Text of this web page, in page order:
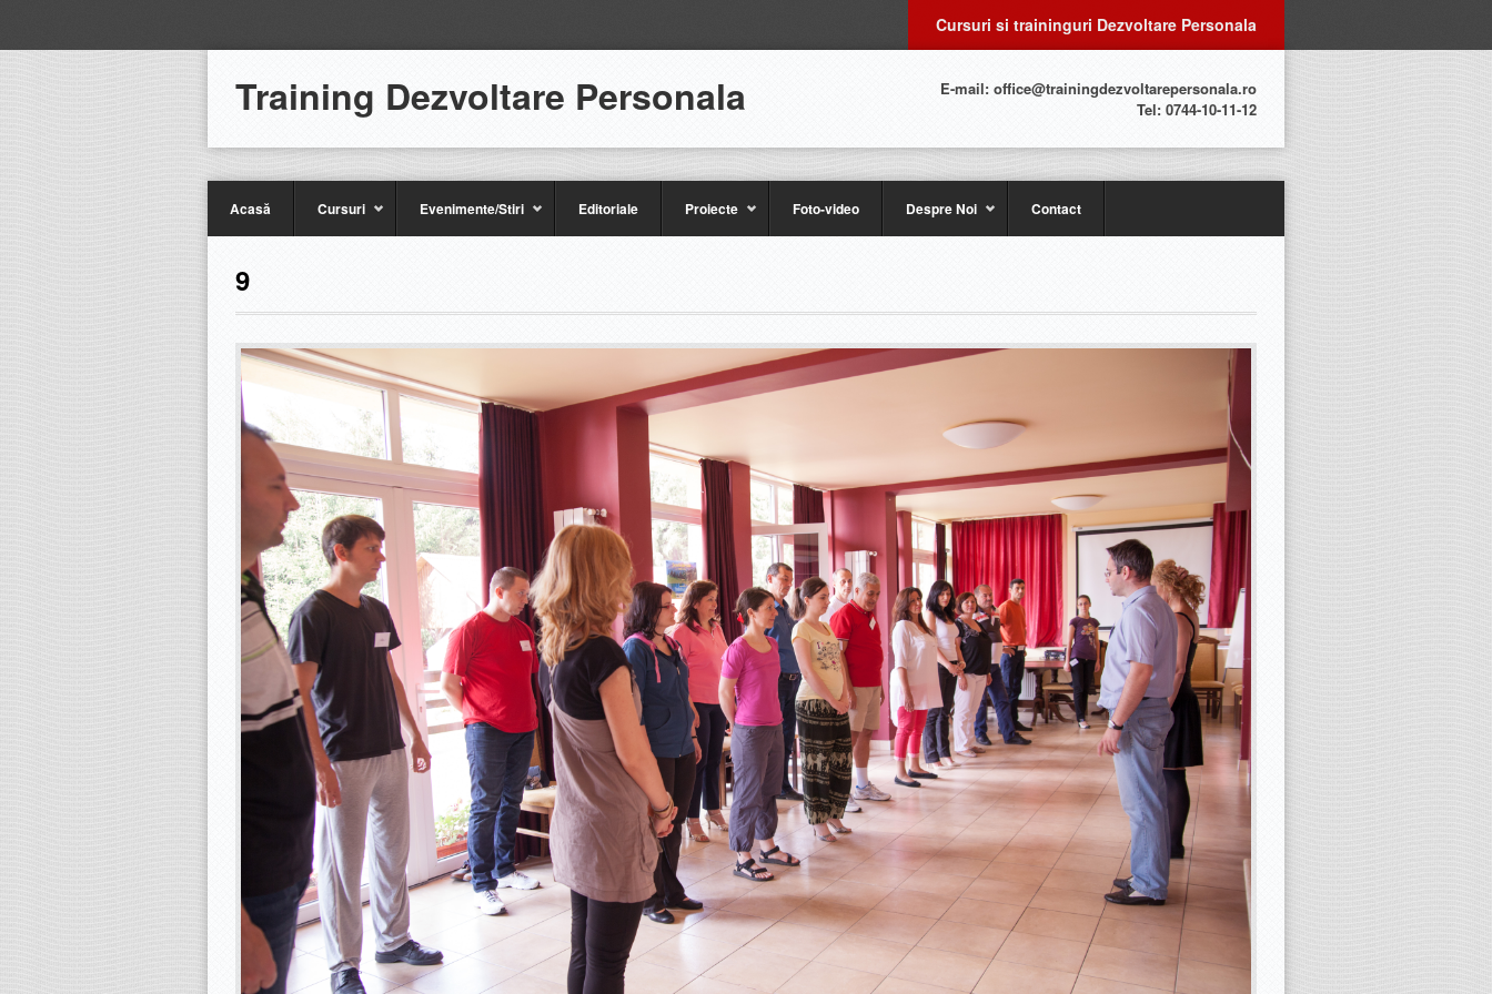
Cursuri si traininguri Dezvoltare Personala
Training Dezvoltare Personala
E-mail: office@trainingdezvoltarepersonala.ro
Tel: 0744-10-11-12
Acasă Cursuri Evenimente/Stiri Editoriale Proiecte Foto-video Despre Noi Contact
9